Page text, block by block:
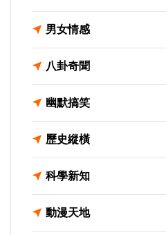
男女情感
八卦奇聞
幽默搞笑
歷史縱橫
科學新知
動漫天地